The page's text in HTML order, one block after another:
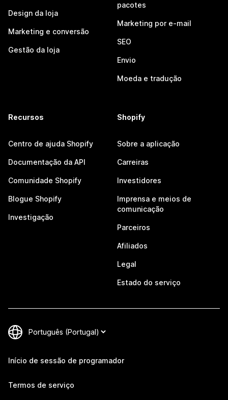
Design da loja
Marketing e conversão
Gestão da loja
pacotes
Marketing por e-mail
SEO
Envio
Moeda e tradução
Recursos
Centro de ajuda Shopify
Documentação da API
Comunidade Shopify
Blogue Shopify
Investigação
Shopify
Sobre a aplicação
Carreiras
Investidores
Imprensa e meios de
comunicação
Parceiros
Afiliados
Legal
Estado do serviço
Início de sessão de programador
Termos de serviço